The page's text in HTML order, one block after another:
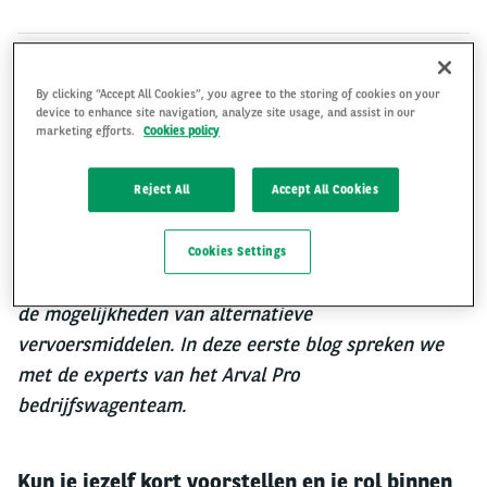
Bedrijfswagens zijn een belangrijk onderdeel van het
dagelijkse verkeer, vooral in en rondom steden. De
bedrijfswagens en bespreken we relevante
emissie zones, de veranderende regelgeving voor
de mogelijkheden van alternatieve
vervoersmiddelen. In deze eerste blog spreken we
met de experts van het Arval Pro
bedrijfswagenteam.
Kun je jezelf kort voorstellen en je rol binnen
By clicking “Accept All Cookies”, you agree to the storing of cookies on your
device to enhance site navigation, analyze site usage, and assist in our
marketing efforts.
Cookies policy
Reject All Accept All Cookies
Cookies Settings